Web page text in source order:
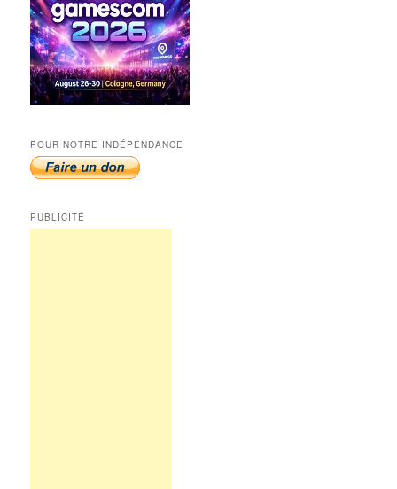
POUR NOTRE INDÉPENDANCE
PUBLICITÉ